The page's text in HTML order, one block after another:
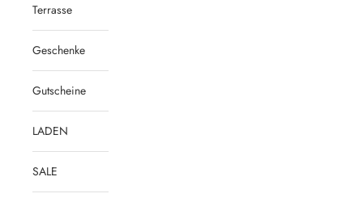
Terrasse
Geschenke
Gutscheine
LADEN
SALE